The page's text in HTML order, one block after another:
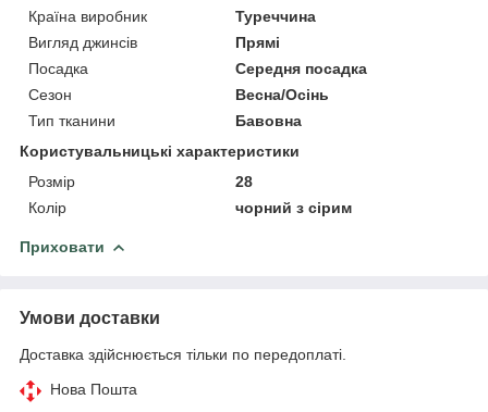
Країна виробник
Туреччина
Вигляд джинсів
Прямі
Посадка
Середня посадка
Сезон
Весна/Осінь
Тип тканини
Бавовна
Користувальницькі характеристики
Розмір
28
Колір
чорний з сірим
Приховати
Умови доставки
Доставка здійснюється тільки по передоплаті.
Нова Пошта